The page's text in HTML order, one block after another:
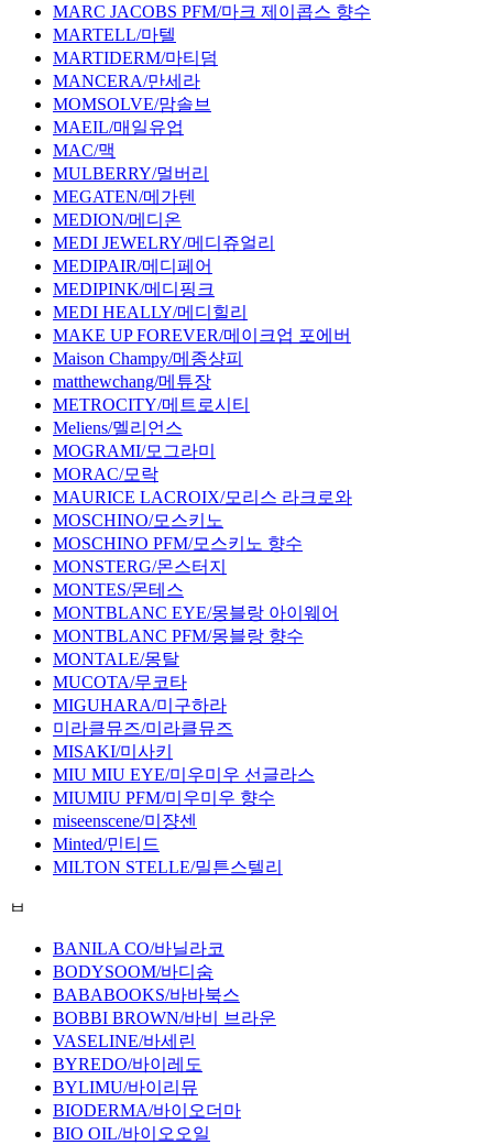
MARC JACOBS PFM/마크 제이콥스 향수
MARTELL/마텔
MARTIDERM/마티덤
MANCERA/만세라
MOMSOLVE/맘솔브
MAEIL/매일유업
MAC/맥
MULBERRY/멀버리
MEGATEN/메가텐
MEDION/메디온
MEDI JEWELRY/메디쥬얼리
MEDIPAIR/메디페어
MEDIPINK/메디핑크
MEDI HEALLY/메디힐리
MAKE UP FOREVER/메이크업 포에버
Maison Champy/메종샹피
matthewchang/메튜장
METROCITY/메트로시티
Meliens/멜리언스
MOGRAMI/모그라미
MORAC/모락
MAURICE LACROIX/모리스 라크로와
MOSCHINO/모스키노
MOSCHINO PFM/모스키노 향수
MONSTERG/몬스터지
MONTES/몬테스
MONTBLANC EYE/몽블랑 아이웨어
MONTBLANC PFM/몽블랑 향수
MONTALE/몽탈
MUCOTA/무코타
MIGUHARA/미구하라
미라클뮤즈/미라클뮤즈
MISAKI/미사키
MIU MIU EYE/미우미우 선글라스
MIUMIU PFM/미우미우 향수
miseenscene/미쟝센
Minted/민티드
MILTON STELLE/밀튼스텔리
ㅂ
BANILA CO/바닐라코
BODYSOOM/바디숨
BABABOOKS/바바북스
BOBBI BROWN/바비 브라운
VASELINE/바세린
BYREDO/바이레도
BYLIMU/바이리뮤
BIODERMA/바이오더마
BIO OIL/바이오오일